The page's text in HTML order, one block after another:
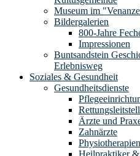
Museum im
Bildergalerien
800-Jahre
Impressionen
Buntsandstein
Erlebnisweg
Soziales & Gesundheit
Gesundheitsdienste
Ärzte und
Zahnärzte
Physiotherapien
Heilpraktiker &